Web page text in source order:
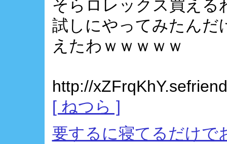
そらロレックス買える
試しにやってみたんだ
えたわｗｗｗｗｗ
http://
[ ねつら ]
要するに寝てるだけで